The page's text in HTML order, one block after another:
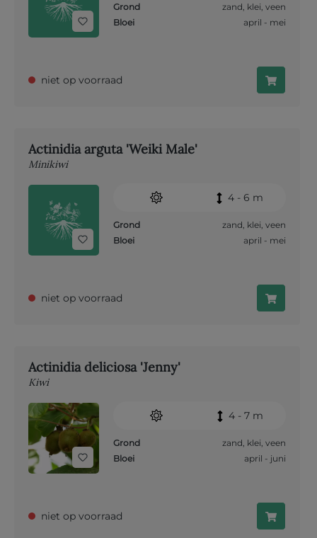
Grond zand, klei, veen
Bloei
april - mei
niet op voorraad
Actinidia arguta 'Weiki Male'
Minikiwi
4 - 6 m
Grond zand, klei, veen
Bloei
april - mei
niet op voorraad
Actinidia deliciosa 'Jenny'
Kiwi
4 - 7 m
Grond zand, klei, veen
Bloei
april - juni
niet op voorraad